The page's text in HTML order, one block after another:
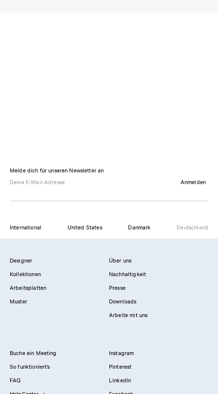
Melde dich für unseren Newsletter an
Anmelden
International United States Danmark Deutschland
Designer
Kollektionen
Arbeitsplatten
Muster
Über uns
Nachhaltigkeit
Presse
Downloads
Arbeite mit uns
Buche ein Meeting
So funktioniert’s
FAQ
Instagram
Pinterest
LinkedIn